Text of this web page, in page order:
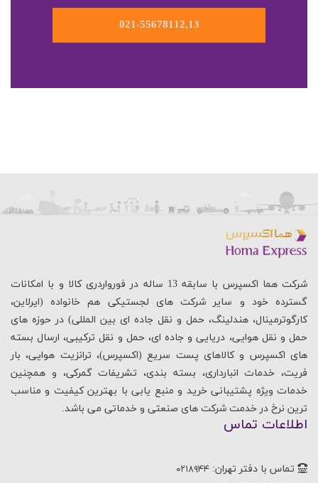
021-55678112,13
شرکت هما اکسپرس با سابقه 13 ساله در فورواردری کالا و با امکانات
گسترده خود و سایر شرکت های لجستیکی هم خانواده (ایرلاین،
کارگوترمینال، هندلینگ، حمل و نقل جاده ای بین المللی) در حوزه های
حمل و نقل هوایی، دریایی و جاده ای، حمل و نقل ترکیبی، ارسال بسته
های اکسپرس و کالاهای پست سریع (اکسپرس)، ترانزیت هوایی، بار
فریت، خدمات انبارداری، بسته بندی، تشریفات گمرکی، و همچنین
خدمات ویژه پشتیبانی خرید و منبع یابی با بهترین کیفیت و مناسب
ترین نرخ در خدمت شرکت های صنعتی و خدماتی می باشد.
اطلاعات تماس
تماس با دفتر تهران: ۰۲۱۸۹۴۴